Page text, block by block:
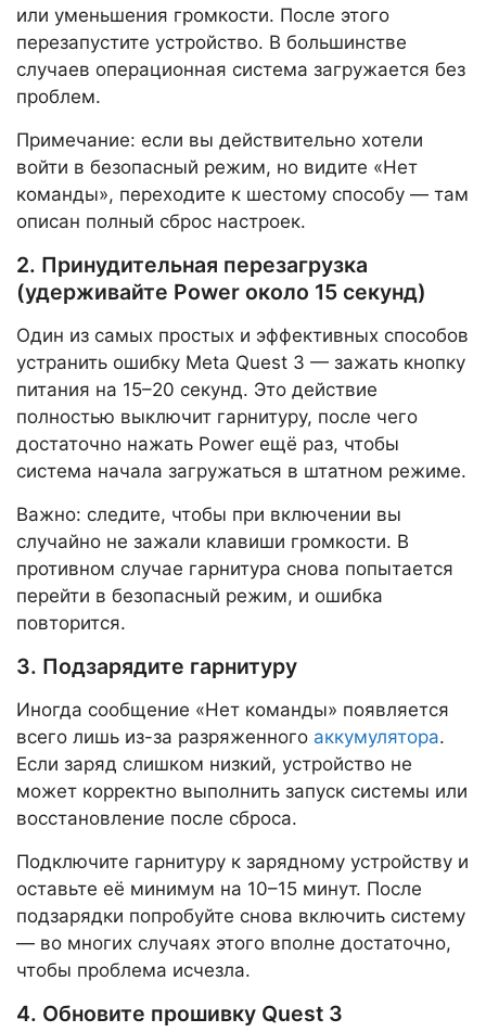
или уменьшения громкости. После этого
перезапустите устройство. В большинстве
случаев операционная система загружается без
проблем.
Примечание: если вы действительно хотели
войти в безопасный режим, но видите «Нет
команды», переходите к шестому способу — там
описан полный сброс настроек.
2. Принудительная перезагрузка
(удерживайте Power около 15 секунд)
Один из самых простых и эффективных способов
устранить ошибку Meta Quest 3 — зажать кнопку
питания на 15–20 секунд. Это действие
полностью выключит гарнитуру, после чего
достаточно нажать Power ещё раз, чтобы
система начала загружаться в штатном режиме.
Важно: следите, чтобы при включении вы
случайно не зажали клавиши громкости. В
противном случае гарнитура снова попытается
перейти в безопасный режим, и ошибка
повторится.
3. Подзарядите гарнитуру
Иногда сообщение «Нет команды» появляется
всего лишь из-за разряженного аккумулятора.
Если заряд слишком низкий, устройство не
может корректно выполнить запуск системы или
восстановление после сброса.
Подключите гарнитуру к зарядному устройству и
оставьте её минимум на 10–15 минут. После
подзарядки попробуйте снова включить систему
— во многих случаях этого вполне достаточно,
чтобы проблема исчезла.
4. Обновите прошивку Quest 3